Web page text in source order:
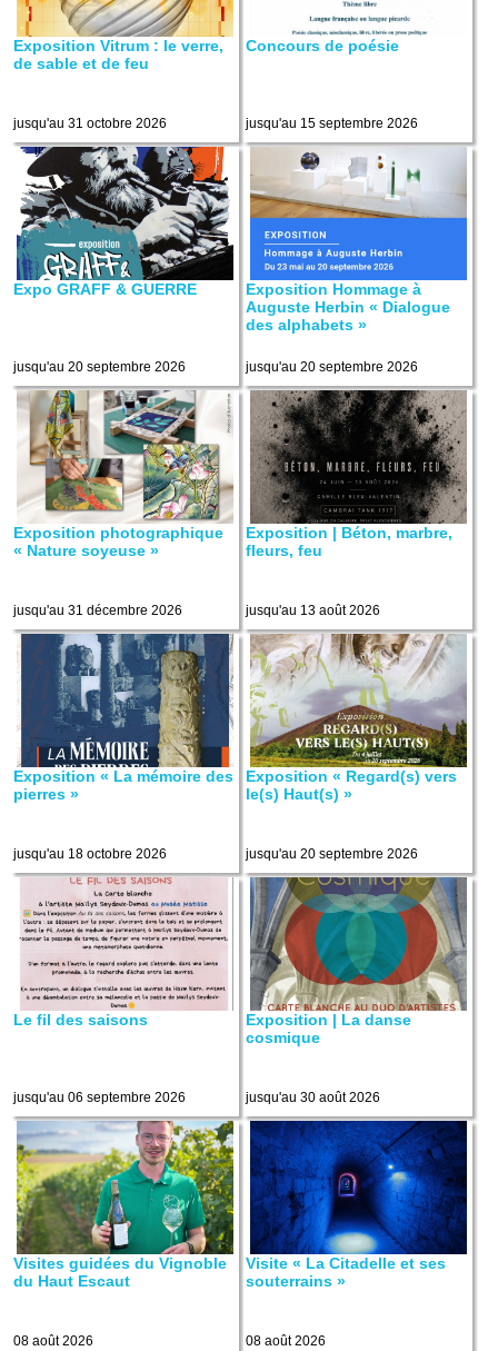
Exposition Vitrum : le verre,
de sable et de feu
jusqu'au 31 octobre 2026
Concours de poésie
jusqu'au 15 septembre 2026
Expo GRAFF & GUERRE
jusqu'au 20 septembre 2026
Exposition Hommage à
Auguste Herbin « Dialogue
des alphabets »
jusqu'au 20 septembre 2026
Exposition photographique
« Nature soyeuse »
jusqu'au 31 décembre 2026
Exposition | Béton, marbre,
fleurs, feu
jusqu'au 13 août 2026
Exposition « La mémoire des
pierres »
jusqu'au 18 octobre 2026
Exposition « Regard(s) vers
le(s) Haut(s) »
jusqu'au 20 septembre 2026
Le fil des saisons
jusqu'au 06 septembre 2026
Exposition | La danse
cosmique
jusqu'au 30 août 2026
Visites guidées du Vignoble
du Haut Escaut
08 août 2026
Visite « La Citadelle et ses
souterrains »
08 août 2026